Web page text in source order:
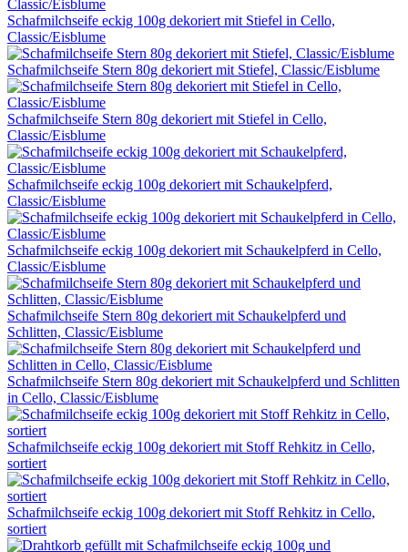
Schafmilchseife eckig 100g dekoriert mit Stiefel in Cello,
Classic/Eisblume
Schafmilchseife Stern 80g dekoriert mit Stiefel, Classic/Eisblume
Schafmilchseife Stern 80g dekoriert mit Stiefel in Cello,
Classic/Eisblume
Schafmilchseife eckig 100g dekoriert mit Schaukelpferd,
Classic/Eisblume
Schafmilchseife eckig 100g dekoriert mit Schaukelpferd in Cello,
Classic/Eisblume
Schafmilchseife Stern 80g dekoriert mit Schaukelpferd und
Schlitten, Classic/Eisblume
Schafmilchseife Stern 80g dekoriert mit Schaukelpferd und Schlitten
in Cello, Classic/Eisblume
Schafmilchseife eckig 100g dekoriert mit Stoff Rehkitz in Cello,
sortiert
Schafmilchseife eckig 100g dekoriert mit Stoff Rehkitz in Cello,
sortiert